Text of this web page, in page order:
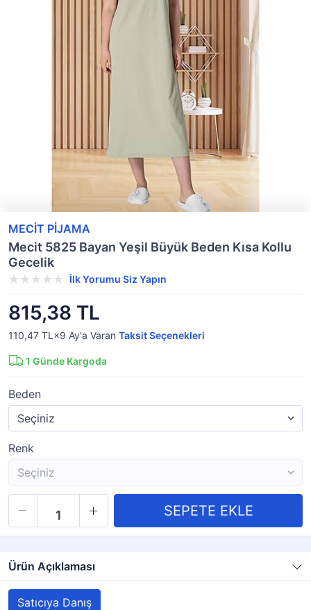
MECİT PİJAMA
Mecit 5825 Bayan Yeşil Büyük Beden Kısa Kollu
Gecelik
İlk Yorumu Siz Yapın
815,38 TL
110,47 TL×9 Ay'a Varan Taksit Seçenekleri
1 Günde Kargoda
Beden
Renk
Ürün Açıklaması
Satıcıya Danış